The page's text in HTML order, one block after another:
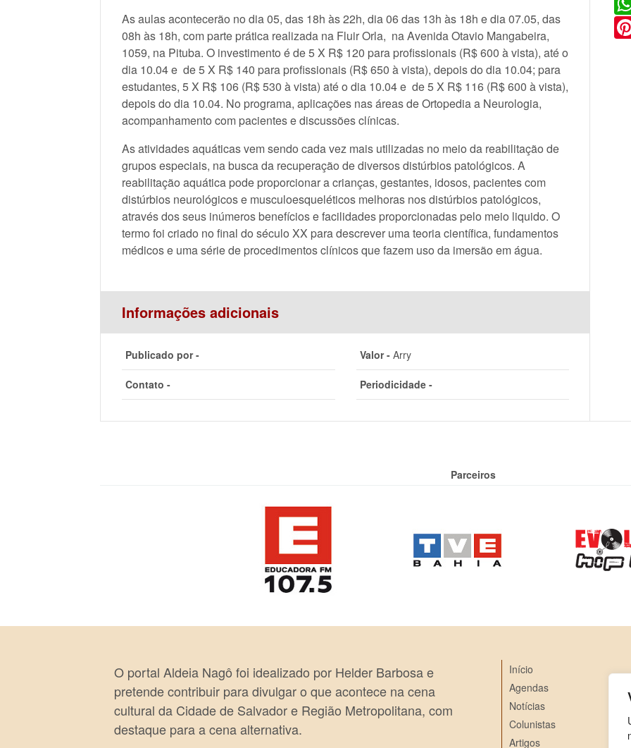
As aulas acontecerão no dia 05, das 18h às 22h, dia 06 das 13h às 18h e dia 07.05, das
08h às 18h, com parte prática realizada na Fluir Orla, na Avenida Otavio Mangabeira,
1059, na Pituba. O investimento é de 5 X R$ 120 para profissionais (R$ 600 à vista), até o
dia 10.04 e de 5 X R$ 140 para profissionais (R$ 650 à vista), depois do dia 10.04; para
estudantes, 5 X R$ 106 (R$ 530 à vista) até o dia 10.04 e de 5 X R$ 116 (R$ 600 à vista),
depois do dia 10.04. No programa, aplicações nas áreas de Ortopedia a Neurologia,
acompanhamento com pacientes e discussões clínicas.
As atividades aquáticas vem sendo cada vez mais utilizadas no meio da reabilitação de
grupos especiais, na busca da recuperação de diversos distúrbios patológicos. A
reabilitação aquática pode proporcionar a crianças, gestantes, idosos, pacientes com
distúrbios neurológicos e musculoesqueléticos melhoras nos distúrbios patológicos,
através dos seus inúmeros benefícios e facilidades proporcionadas pelo meio liquido. O
termo foi criado no final do século XX para descrever uma teoria científica, fundamentos
médicos e uma série de procedimentos clínicos que fazem uso da imersão em água.
Informações adicionais
Publicado por - Valor -Arry
Contato - Periodicidade -
Parceiros
O portal Aldeia Nagô foi idealizado por Helder Barbosa e
pretende contribuir para divulgar o que acontece na cena
cultural da Cidade de Salvador e Região Metropolitana, com
destaque para a cena alternativa.
Início
Agendas
Notícias
Colunistas
Artigos